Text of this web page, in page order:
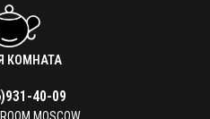
КОМНАТА
40-09